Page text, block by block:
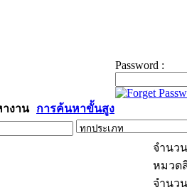
Password :
างาน
การค้นหาขั้นสูง
จำนว
หมวด
จำนว